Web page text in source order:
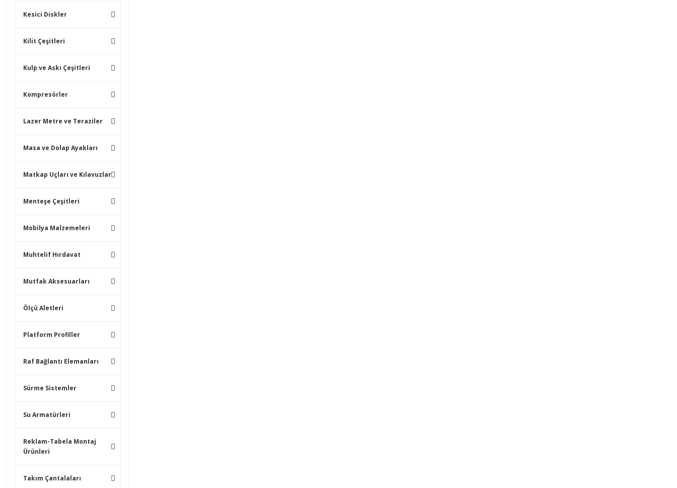
Kesici Diskler
Kilit Çeşitleri
Kulp ve Askı Çeşitleri
Kompresörler
Lazer Metre ve Teraziler
Masa ve Dolap Ayakları
Matkap Uçları ve Kılavuzlar
Menteşe Çeşitleri
Mobilya Malzemeleri
Muhtelif Hırdavat
Mutfak Aksesuarları
Ölçü Aletleri
Platform Profiller
Raf Bağlantı Elemanları
Sürme Sistemler
Su Armatürleri
Reklam-Tabela Montaj
Ürünleri
Takım Çantalaları